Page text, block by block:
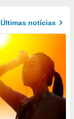
Últimas notícias